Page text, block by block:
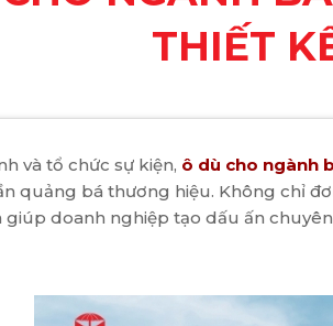
THIẾT
và tổ chức sự kiện, ô dù cho ngành
quảng bá thương hiệu. Không chỉ
doanh nghiệp tạo dấu ấn